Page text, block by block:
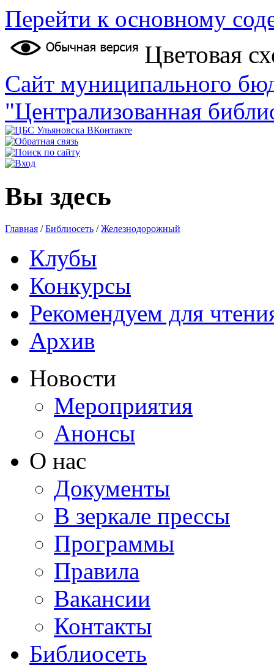
Перейти к основному
Цветовая
Сайт муниципального
"Централизованная
Вы здесь
Главная / Библиосеть / Железнодорожный
Клубы
Конкурсы
Рекомендуем для
Архив
Новости
Мероприятия
Анонсы
О нас
Документы
В зеркале прессы
Программы
Правила
Вакансии
Контакты
Библиосеть